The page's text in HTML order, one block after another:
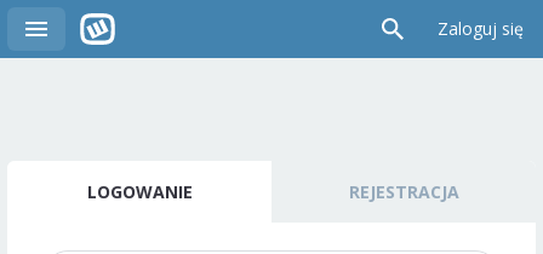
Zaloguj się
LOGOWANIE REJESTRACJA